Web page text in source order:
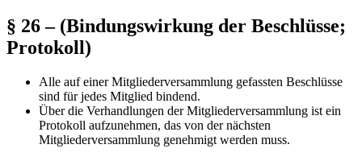
§ 26 – (Bindungswirkung der Beschlüsse;
Protokoll)
Alle auf einer Mitgliederversammlung gefassten Beschlüsse
sind für jedes Mitglied bindend.
Über die Verhandlungen der Mitgliederversammlung ist ein
Protokoll aufzunehmen, das von der nächsten
Mitgliederversammlung genehmigt werden muss.